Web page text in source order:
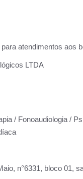
atendimentos aos
LTDA
/ Fonoaudiologia /
n°6331, bloco 01,